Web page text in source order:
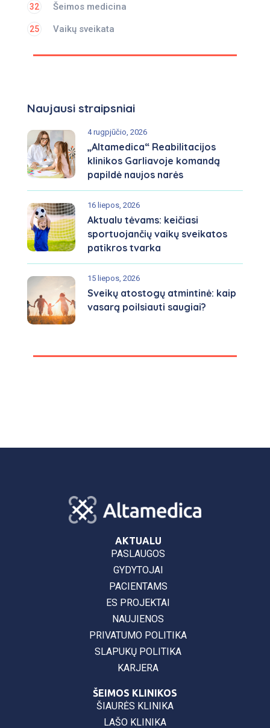
Šeimos medicina
32
Vaikų sveikata
25
Naujausi straipsniai
4 rugpjūčio, 2026
„Altamedica“ Reabilitacijos
klinikos Garliavoje komandą
papildė naujos narės
16 liepos, 2026
Aktualu tėvams: keičiasi
sportuojančių vaikų sveikatos
patikros tvarka
15 liepos, 2026
Sveikų atostogų atmintinė: kaip
vasarą poilsiauti saugiai?
AKTUALU
PASLAUGOS
GYDYTOJAI
PACIENTAMS
ES PROJEKTAI
NAUJIENOS
PRIVATUMO POLITIKA
SLAPUKŲ POLITIKA
KARJERA
ŠEIMOS KLINIKOS
ŠIAURĖS KLINIKA
LAŠO KLINIKA